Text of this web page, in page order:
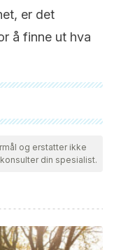
er det
å finne ut hva
av teamet vårt for å
og validitet.
som pålitelig og
Grether-González,
genéticos de la
humana,
og erstatter ikke
din spesialist.